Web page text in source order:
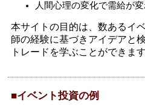
人間心理の変化で需給が変
本サイトの目的は、数あるイ
師の経験に基づきアイデアと
トレードを学ぶことができます
■イベント投資の例